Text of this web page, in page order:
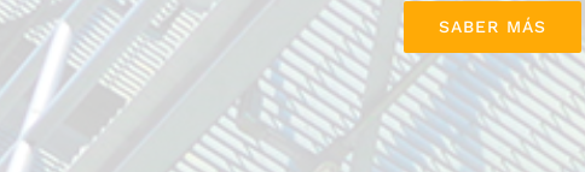
SABER MÁS